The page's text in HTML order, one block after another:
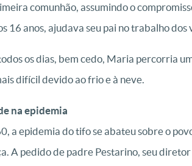
comunhão, assumindo o
16 anos, ajudava seu pai no trabalho
os dias, bem cedo, Maria percorria
difícil devido ao frio e à neve.
na epidemia
a epidemia do tifo se abateu sobre o
A pedido de padre Pestarino, seu